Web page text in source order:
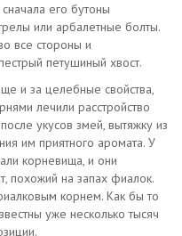
его бутоны
или арбалетные болты.
все стороны и
петушиный хвост.
и за целебные свойства,
лечили расстройство
укусов змей, вытяжку из
им приятного аромата. У
корневища, и они
похожий на запах фиалок.
корнем. Как бы то
уже несколько тысяч